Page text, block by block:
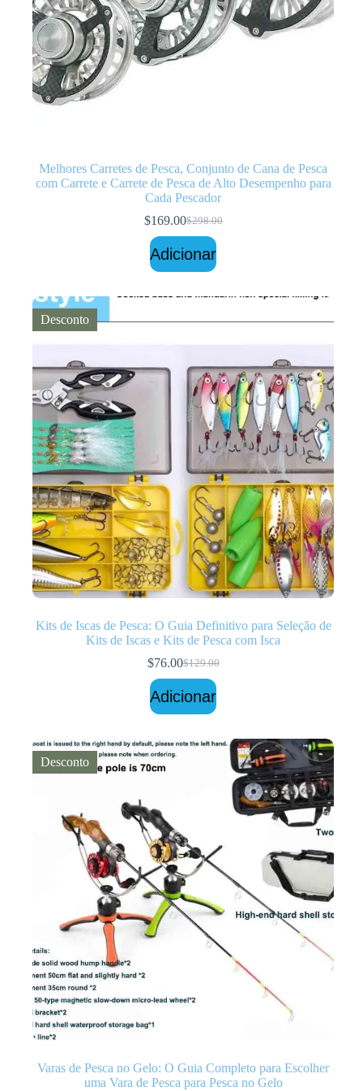
Melhores Carretes de Pesca, Conjunto de Cana de Pesca
com Carrete e Carrete de Pesca de Alto Desempenho para
Cada Pescador
$298.00
O
preço
original
era:
$169.00O
preço
atual
é:
Adicionar
Desconto
Kits de Iscas de Pesca: O Guia Definitivo para Seleção de
Kits de Iscas e Kits de Pesca com Isca
$129.00
O
preço
original
era:
$76.00O
preço
atual
é:
Adicionar
Desconto
Varas de Pesca no Gelo: O Guia Completo para Escolher
uma Vara de Pesca para Pesca no Gelo